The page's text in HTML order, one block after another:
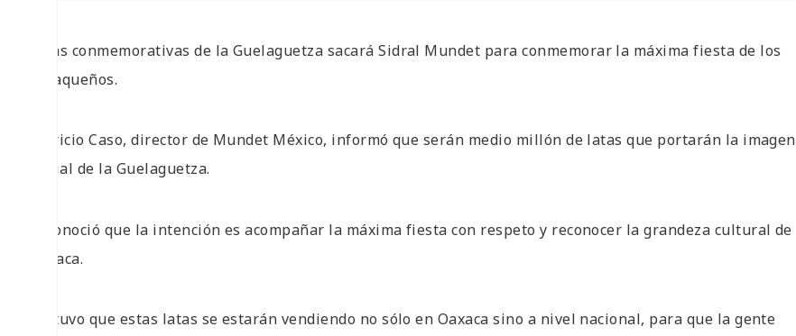
Latas conmemorativas de la Guelaguetza sacará Sidral Mundet para conmemorar la máxima fiesta de los
oaxaqueños.
Patricio Caso, director de Mundet México, informó que serán medio millón de latas que portarán la imagen
oficial de la Guelaguetza.
Reconoció que la intención es acompañar la máxima fiesta con respeto y reconocer la grandeza cultural de
Oaxaca.
Sostuvo que estas latas se estarán vendiendo no sólo en Oaxaca sino a nivel nacional, para que la gente